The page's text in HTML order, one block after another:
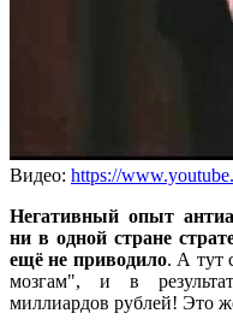
Видео: https://
Негативный опыт
ни в одной стране
ещё не приводило. А тут
мозгам", и в
миллиардов рублей! Это